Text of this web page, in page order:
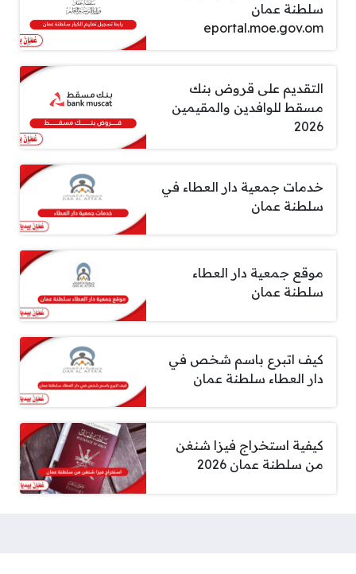
سلطنة عمان
eportal.moe.gov.om
التقديم على قروض بنك
مسقط للوافدين والمقيمين
2026
خدمات جمعية دار العطاء في
سلطنة عمان
موقع جمعية دار العطاء
سلطنة عمان
كيف اتبرع باسم شخص في
دار العطاء سلطنة عمان
كيفية استخراج فيزا شنغن
من سلطنة عمان 2026